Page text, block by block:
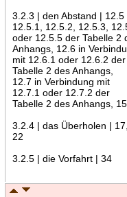
3.2.3 | den Abstand |
12.5.1, 12.5.2, 12.5.3,
oder 12.5.5 der Tabelle 2
Anhangs, 12.6 in
mit 12.6.1 oder 12.6.2 der
Tabelle 2 des Anhangs,
12.7 in Verbindung mit
12.7.1 oder 12.7.2 der
Tabelle 2 des Anhangs, 15
3.2.4 | das Überholen |
22
3.2.5 | die Vorfahrt | 34